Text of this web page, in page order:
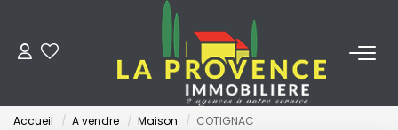
ACHETER
Accueil A vendre Maison COTIGNAC